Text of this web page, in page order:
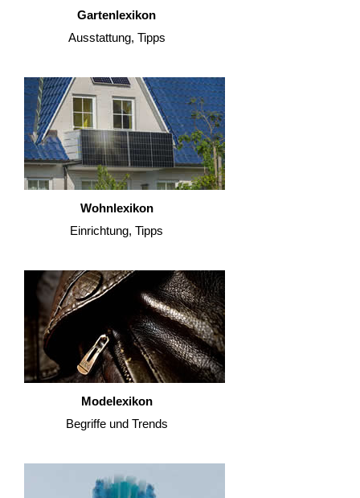
Gartenlexikon
Ausstattung, Tipps
Wohnlexikon
Einrichtung, Tipps
Modelexikon
Begriffe und Trends